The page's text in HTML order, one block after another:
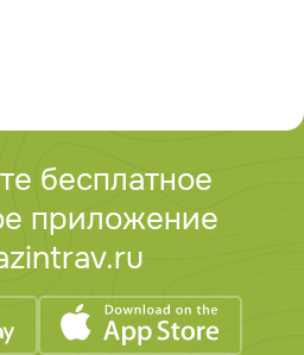
бесплатное
приложение